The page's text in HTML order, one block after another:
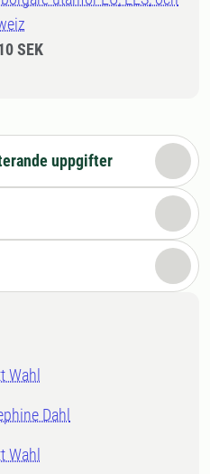
SEK
uppgifter
Wahl
Dahl
Wahl